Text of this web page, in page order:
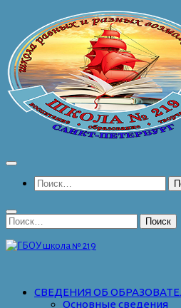
содержимому
Найти:
Найти:
СВЕДЕНИЯ ОБ
Основные сведения